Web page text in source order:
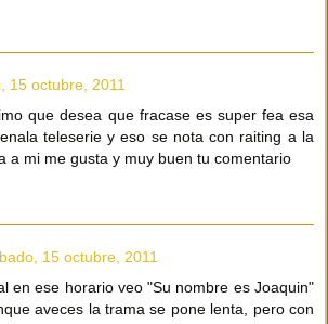
15 octubre, 2011
que desea que fracase es super fea esa
teleserie y eso se nota con raiting a la
a mi me gusta y muy buen tu comentario
15 octubre, 2011
en ese horario veo "Su nombre es Joaquin"
aveces la trama se pone lenta, pero con